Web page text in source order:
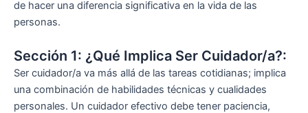
de hacer una diferencia significativa en la vida de las
personas.
Sección 1: ¿Qué Implica Ser Cuidador/a?:
Ser cuidador/a va más allá de las tareas cotidianas; implica
una combinación de habilidades técnicas y cualidades
personales. Un cuidador efectivo debe tener paciencia,